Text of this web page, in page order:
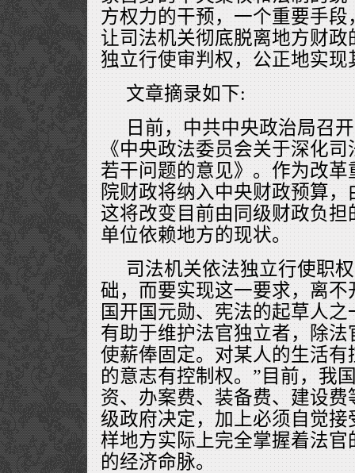
方权力的干预，一个重要手
让司法机关彻底脱离地方财
独立行使审判权，公正地实现
文章摘录如下:
日前，中共中央政治局召
《中央政法委员会关于深化
若干问题的意见》。作为改
院财政将纳入中央财政预算
这将改变目前由同级财政负
单位依赖地方的现状。
司法机关依法独立行使职
础，而要实现这一要求，离
国开国元勋、宪法的起草人
有助于维护法官独立者，除
使薪俸固定。对某人的生活
的意志有控制权。”目前，我
资、办案费、装备费、建设
级政府决定，加上必须自觉
样地方实际上完全掌握着法
的经济命脉。